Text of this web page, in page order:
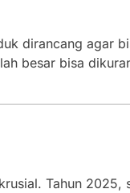
dirancang agar
besar bisa
Tahun 2025,